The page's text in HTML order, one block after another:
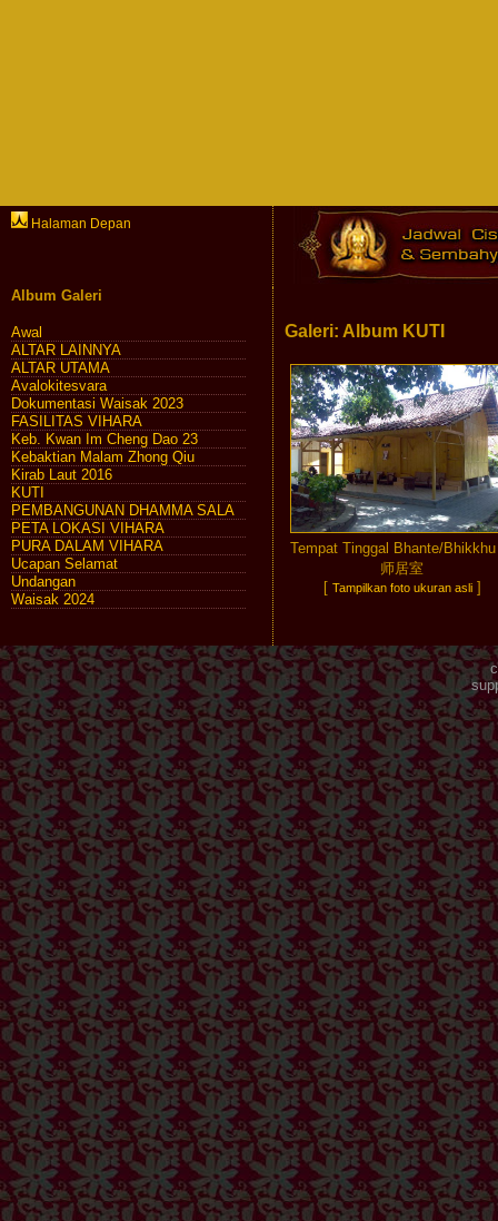
Halaman Depan
Album Galeri
Awal
ALTAR LAINNYA
ALTAR UTAMA
Avalokitesvara
Dokumentasi Waisak 2023
FASILITAS VIHARA
Keb. Kwan Im Cheng Dao 23
Kebaktian Malam Zhong Qiu
Kirab Laut 2016
KUTI
PEMBANGUNAN DHAMMA SALA
PETA LOKASI VIHARA
PURA DALAM VIHARA
Ucapan Selamat
Undangan
Waisak 2024
Galeri: Album KUTI
Tempat Tinggal Bhante/
师居室
[ Tampilkan foto ukuran asli ]